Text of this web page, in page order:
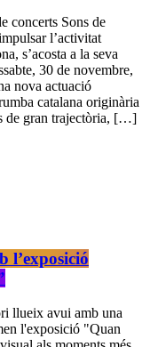
concerts Sons de
l’activitat
s’acosta a la seva
30 de novembre,
nova actuació
catalana originària
de gran trajectòria, […]
l’exposició
llueix avui amb una
l'exposició "Quan